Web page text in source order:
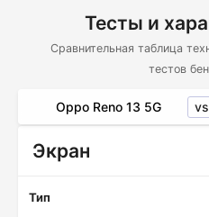
Тесты и
Сравнительная таблица
тестов
Oppo Reno 13 5G vs
Экран
Тип